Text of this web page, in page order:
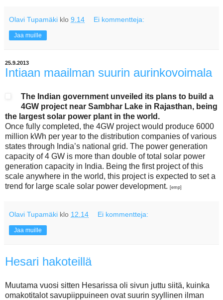
Olavi Tupamäki klo 9.14 Ei kommentteja:
Jaa muille
25.9.2013
Intiaan maailman suurin aurinkovoimala
The Indian government unveiled its plans to build a
4GW project near Sambhar Lake in Rajasthan, being
the largest solar power plant in the world.
Once fully completed, the 4GW project would produce 6000
million kWh per year to the distribution companies of various
states through India’s national grid. The power generation
capacity of 4 GW is more than double of total solar power
generation capacity in India. Being the first project of this
scale anywhere in the world, this project is expected to set a
trend for large scale solar power development. [emp]
Olavi Tupamäki klo 12.14 Ei kommentteja:
Jaa muille
Hesari hakoteillä
Muutama vuosi sitten Hesarissa oli sivun juttu siitä, kuinka
omakotitalot savupiippuineen ovat suurin syyllinen ilman